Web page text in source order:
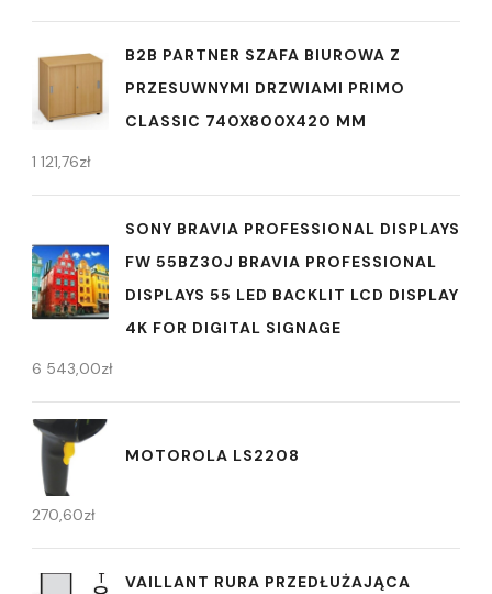
B2B PARTNER SZAFA BIUROWA Z
PRZESUWNYMI DRZWIAMI PRIMO
CLASSIC 740X800X420 MM
1 121,76zł
SONY BRAVIA PROFESSIONAL DISPLAYS
FW 55BZ30J BRAVIA PROFESSIONAL
DISPLAYS 55 LED BACKLIT LCD DISPLAY
4K FOR DIGITAL SIGNAGE
6 543,00zł
MOTOROLA LS2208
270,60zł
VAILLANT RURA PRZEDŁUŻAJĄCA